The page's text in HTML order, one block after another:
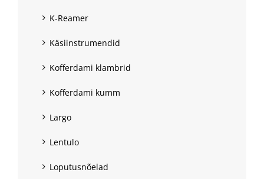
K-Reamer
Käsiinstrumendid
Kofferdami klambrid
Kofferdami kumm
Largo
Lentulo
Loputusnõelad